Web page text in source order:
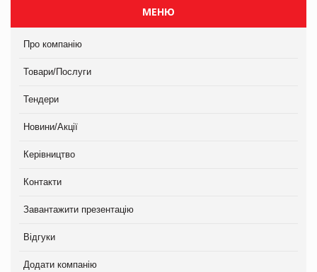
МЕНЮ
Про компанію
Товари/Послуги
Тендери
Новини/Акції
Керівництво
Контакти
Завантажити презентацію
Відгуки
Додати компанію